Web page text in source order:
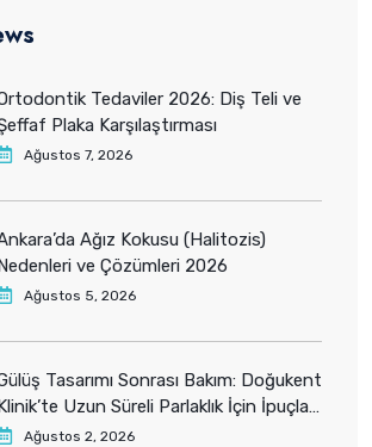
Tedaviler 2026: Diş Teli ve
Plaka Karşılaştırması
Ağustos 7, 2026
Ağız Kokusu (Halitozis)
ve Çözümleri 2026
Ağustos 5, 2026
Tasarımı Sonrası Bakım: Doğukent
Uzun Süreli Parlaklık İçin İpuçları
Ağustos 2, 2026